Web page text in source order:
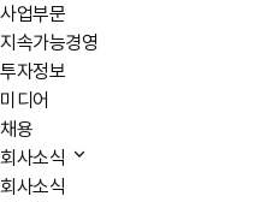
사업부문
지속가능경영
투자정보
미디어
채용
회사소식
회사소식